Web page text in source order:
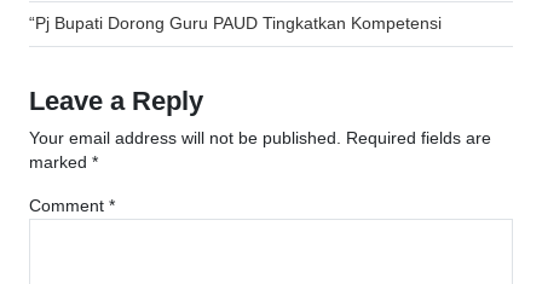
Post
navigation
“Pj Bupati Dorong Guru PAUD Tingkatkan Kompetensi
Leave a Reply
Your email address will not be published. Required fields are
marked *
Comment *